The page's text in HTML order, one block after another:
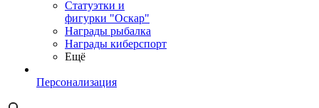
Статуэтки и
фигурки "Оскар"
Награды рыбалка
Награды киберспорт
Ещё
Персонализация